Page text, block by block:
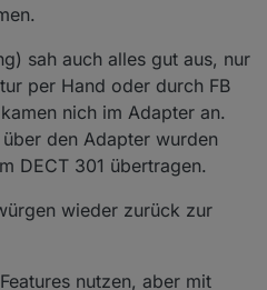
sah auch alles gut aus, nur
per Hand oder durch FB
nich im Adapter an.
den Adapter wurden
DECT 301 übertragen.
wieder zurück zur
nutzen, aber mit